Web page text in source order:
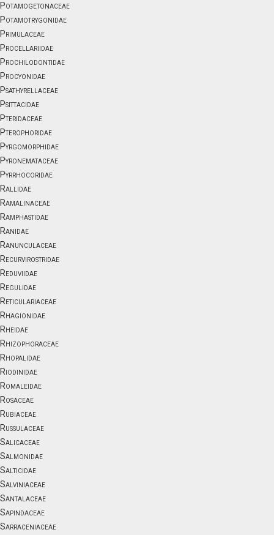
Potamogetonaceae
Potamotrygonidae
Primulaceae
Procellariidae
Prochilodontidae
Procyonidae
Psathyrellaceae
Psittacidae
Pteridaceae
Pterophoridae
Pyrgomorphidae
Pyronemataceae
Pyrrhocoridae
Rallidae
Ramalinaceae
Ramphastidae
Ranidae
Ranunculaceae
Recurvirostridae
Reduviidae
Regulidae
Reticulariaceae
Rhagionidae
Rheidae
Rhizophoraceae
Rhopalidae
Riodinidae
Romaleidae
Rosaceae
Rubiaceae
Russulaceae
Salicaceae
Salmonidae
Salticidae
Salviniaceae
Santalaceae
Sapindaceae
Sarraceniaceae